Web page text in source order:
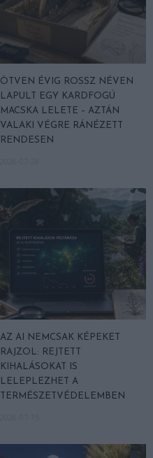
ÖTVEN ÉVIG ROSSZ NÉVEN
LAPULT EGY KARDFOGÚ
MACSKA LELETE – AZTÁN
VALAKI VÉGRE RÁNÉZETT
RENDESEN
AZ AI NEMCSAK KÉPEKET
RAJZOL: REJTETT
KIHALÁSOKAT IS
LELEPLEZHET A
TERMÉSZETVÉDELEMBEN